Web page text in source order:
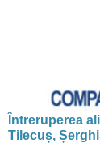
Întreruperea
Tilecuș,